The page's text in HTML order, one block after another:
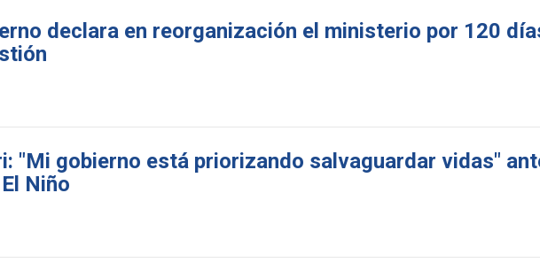
declara en reorganización el ministerio por 120
"Mi gobierno está priorizando salvaguardar vidas"
Niño